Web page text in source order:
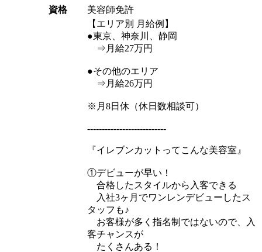
資格 美容師免許
【エリア別 月給例】
●東京、神奈川、静岡
⇒月給27万円
●その他のエリア
⇒月給26万円
※月8日休（休日数相談可）
---------------------------
『イレブンカットってこんな美容室』
①デビューが早い！
合格したスタイルから入客できる
入社3ヶ月でワンレンデビューしたス
タッフも♪
お客様が多く指名制ではないので、入
客チャンスが
たくさんある！